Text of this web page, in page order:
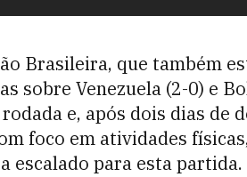
Brasileira, que também
sobre Venezuela (2-0) e
e, após dois dias de
foco em atividades
escalado para esta partida.